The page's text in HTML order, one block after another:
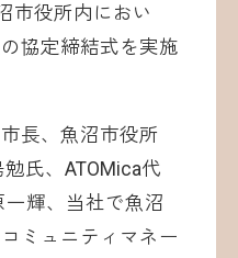
市役所内におい
協定締結式を実施
長、魚沼市役所
氏、ATOMica代
輝、当社で魚沼
ミュニティマネー